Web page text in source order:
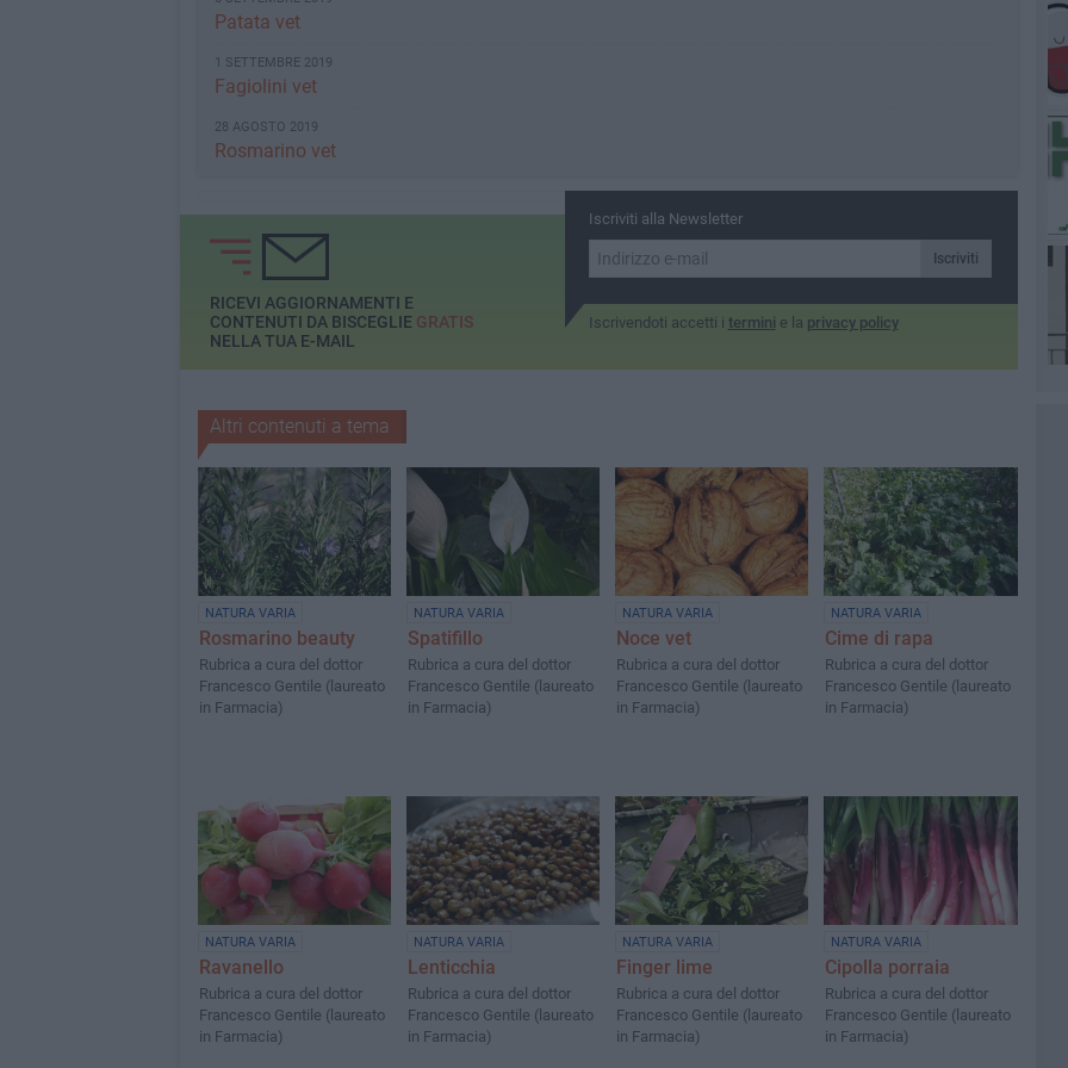
Patata vet
1 SETTEMBRE 2019
Fagiolini vet
28 AGOSTO 2019
Rosmarino vet
Iscriviti alla Newsletter
Iscriviti
Iscrivendoti accetti i termini e la privacy policy
RICEVI AGGIORNAMENTI E
CONTENUTI DA BISCEGLIE GRATIS
NELLA TUA E-MAIL
Altri contenuti a tema
NATURA VARIA
Rosmarino beauty
Rubrica a cura del dottor
Francesco Gentile (laureato
in Farmacia)
NATURA VARIA
Spatifillo
Rubrica a cura del dottor
Francesco Gentile (laureato
in Farmacia)
NATURA VARIA
Noce vet
Rubrica a cura del dottor
Francesco Gentile (laureato
in Farmacia)
NATURA VARIA
Cime di rapa
Rubrica a cura del dottor
Francesco Gentile (laureato
in Farmacia)
NATURA VARIA
Ravanello
Rubrica a cura del dottor
Francesco Gentile (laureato
in Farmacia)
NATURA VARIA
Lenticchia
Rubrica a cura del dottor
Francesco Gentile (laureato
in Farmacia)
NATURA VARIA
Finger lime
Rubrica a cura del dottor
Francesco Gentile (laureato
in Farmacia)
NATURA VARIA
Cipolla porraia
Rubrica a cura del dottor
Francesco Gentile (laureato
in Farmacia)